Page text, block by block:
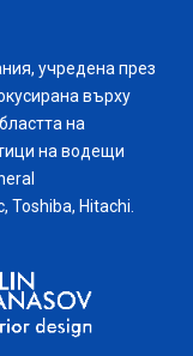
учредена през
върху
на
на водещи
Toshiba, Hitachi.